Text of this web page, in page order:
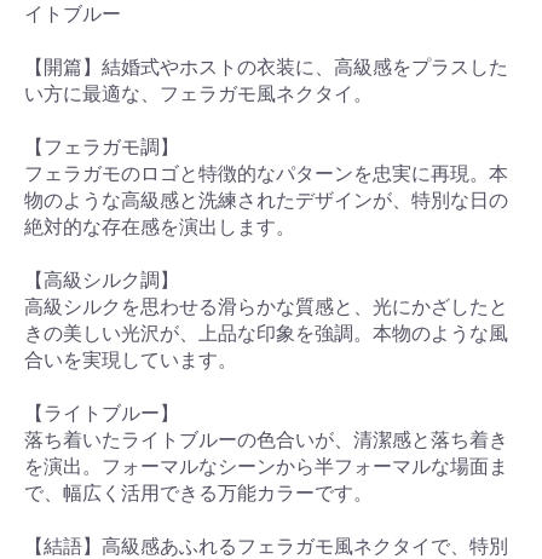
イトブルー
【開篇】結婚式やホストの衣装に、高級感をプラスした
い方に最適な、フェラガモ風ネクタイ。
【フェラガモ調】
フェラガモのロゴと特徴的なパターンを忠実に再現。本
物のような高級感と洗練されたデザインが、特別な日の
絶対的な存在感を演出します。
【高級シルク調】
高級シルクを思わせる滑らかな質感と、光にかざしたと
きの美しい光沢が、上品な印象を強調。本物のような風
合いを実現しています。
【ライトブルー】
落ち着いたライトブルーの色合いが、清潔感と落ち着き
を演出。フォーマルなシーンから半フォーマルな場面ま
で、幅広く活用できる万能カラーです。
【結語】高級感あふれるフェラガモ風ネクタイで、特別